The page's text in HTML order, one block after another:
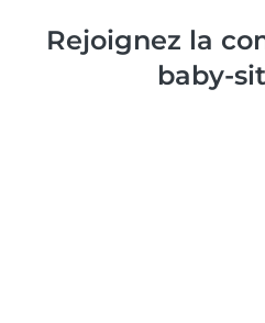
Rejoignez la
baby-